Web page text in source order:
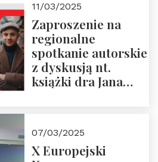
i prof.
Krasnodębski
11/03/2025
Zaproszenie na
regionalne
spotkanie autorskie
z dyskusją nt.
książki dra Jana
07/03/2025
X Europejski